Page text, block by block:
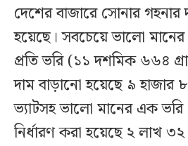
দেশের বাজারে সোনার
হয়েছে। সবচেয়ে ভালো মানের
প্রতি ভরি (১১ দশমিক ৬৬৪
দাম বাড়ানো হয়েছে ৯ হাজার
ভ্যাটসহ ভালো মানের এক ভরি
নির্ধারণ করা হয়েছে ২ লাখ